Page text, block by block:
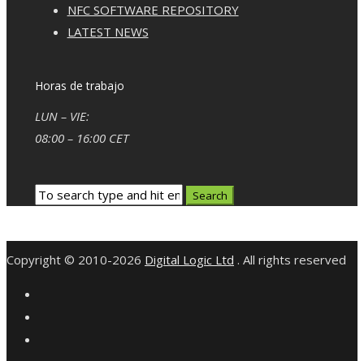
NFC SOFTWARE REPOSITORY
LATEST NEWS
Horas de trabajo
LUN – VIE:
08:00 – 16:00 CET
Copyright © 2010-2026 Digital Logic Ltd . All rights reserved